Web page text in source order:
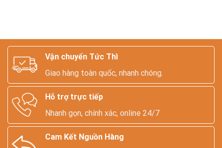
Vận chuyển Tức Thì
Giao hàng toàn quốc, nhanh chóng.
Hỗ trợ trực tiếp
Nhanh gọn, chính xác, online 24/7
Cam Kết Nguồn Hàng